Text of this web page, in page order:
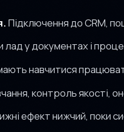
Підключення до CRM,
лад у документах і
навчитися
контроль якості,
ефект нижчий, поки